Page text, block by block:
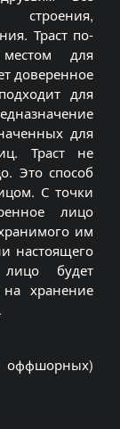
Траст по-
для
доверенное
для
для
Траст не
Это способ
С точки
лицо
им
настоящего
лицо будет
хранение
оффшорных)